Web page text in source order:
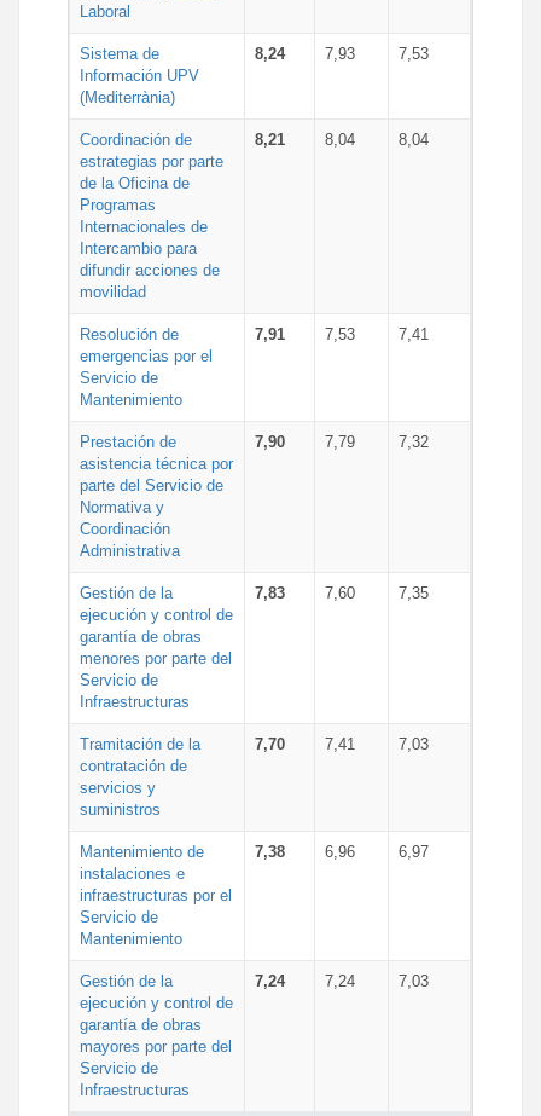
Laboral
Sistema de
Información UPV
(Mediterrània)
8,24 7,93 7,53
Coordinación de
estrategias por parte
de la Oficina de
Programas
Internacionales de
Intercambio para
difundir acciones de
movilidad
8,21 8,04 8,04
Resolución de
emergencias por el
Servicio de
Mantenimiento
7,91 7,53 7,41
Prestación de
asistencia técnica por
parte del Servicio de
Normativa y
Coordinación
Administrativa
7,90 7,79 7,32
Gestión de la
ejecución y control de
garantía de obras
menores por parte del
Servicio de
Infraestructuras
7,83 7,60 7,35
Tramitación de la
contratación de
servicios y
suministros
7,70 7,41 7,03
Mantenimiento de
instalaciones e
infraestructuras por el
Servicio de
Mantenimiento
7,38 6,96 6,97
Gestión de la
ejecución y control de
garantía de obras
mayores por parte del
Servicio de
Infraestructuras
7,24 7,24 7,03